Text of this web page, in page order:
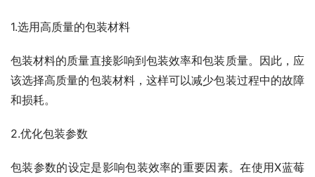
1.选用高质量的包装材料
包装材料的质量直接影响到包装效率和包装质量。因此，应
该选择高质量的包装材料，这样可以减少包装过程中的故障
和损耗。
2.优化包装参数
包装参数的设定是影响包装效率的重要因素。在使用X蓝莓